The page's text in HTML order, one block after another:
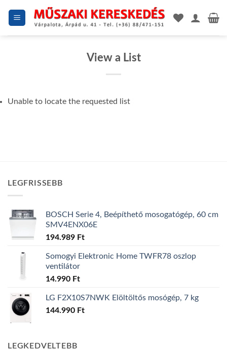
View a List
Unable to locate the requested list
LEGFRISSEBB
BOSCH Serie 4, Beépíthető mosogatógép, 60 cm
SMV4ENX06E
194.989 Ft
Somogyi Elektronic Home TWFR78 oszlop
ventilátor
14.990 Ft
LG F2X10S7NWK Elöltöltős mosógép, 7 kg
144.990 Ft
LEGKEDVELTEBB